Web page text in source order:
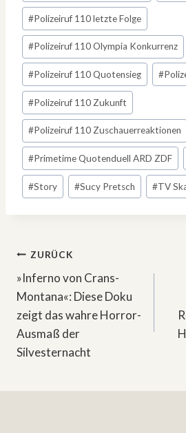
#Polizeiruf 110 letzte Folge
#Polizeiruf 110 Olympia Konkurrenz
#Polizeiruf 110 Quotensieg #
#Polizeiruf 110 Zukunft
#Polizeiruf 110 Zuschauerreaktionen
#Primetime Quotenduell ARD ZDF
#Story #Sucy Pretsch #TV
ZURÜCK
»Inferno von Crans-
Montana«: Diese Doku
zeigt das wahre Horror-
Ausmaß der
Silvesternacht